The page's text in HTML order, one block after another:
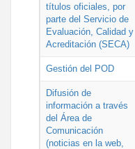
títulos oficiales, por
parte del Servicio de
Evaluación, Calidad y
Acreditación (SECA)
Gestión del POD
Difusión de
información a través
del Área de
Comunicación
(noticias en la web,